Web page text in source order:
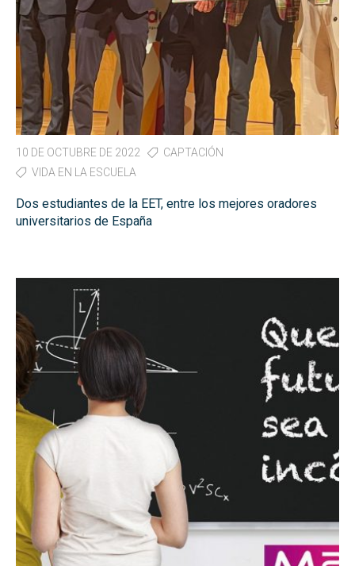
10 DE OCTUBRE DE 2022
CAPTACIÓN
VIDA EN LA ESCUELA
Dos estudiantes de la EET, entre los mejores oradores
universitarios de España